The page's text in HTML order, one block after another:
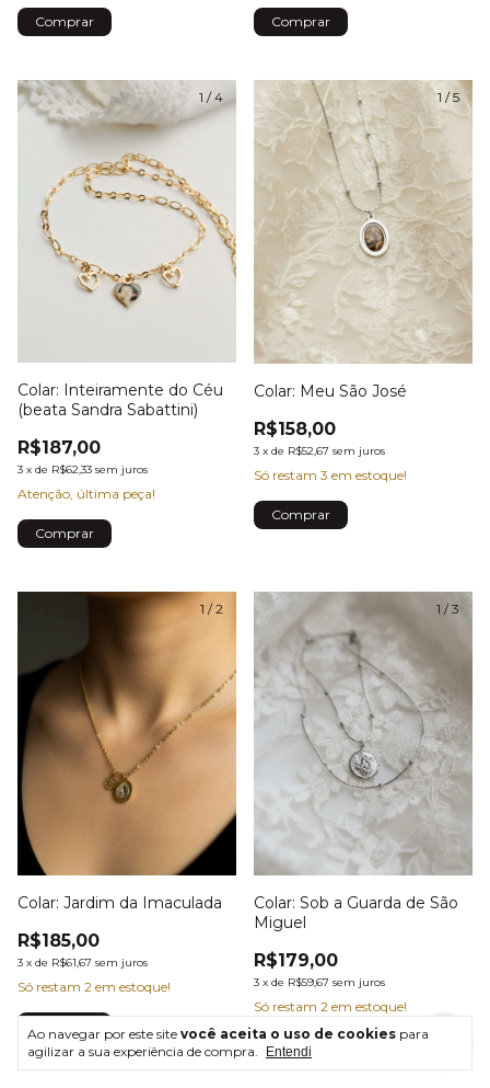
Ao navegar por este site você aceita o uso de cookies para
agilizar a sua experiência de compra.
Entendi
1 /4
Colar: Inteiramente do Céu
(beata Sandra Sabattini)
R$187,00
3 x de R$62,33 sem juros
Atenção, última peça!
1 /5
Colar: Meu São José
R$158,00
3 x de R$52,67 sem juros
Só restam 3 em estoque!
1 /2
Colar: Jardim da Imaculada
R$185,00
3 x de R$61,67 sem juros
Só restam 2 em estoque!
1 /3
Colar: Sob a Guarda de São
Miguel
R$179,00
3 x de R$59,67 sem juros
Só restam 2 em estoque!